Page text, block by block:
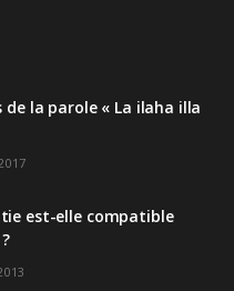
la parole « La ilaha illa
est-elle compatible